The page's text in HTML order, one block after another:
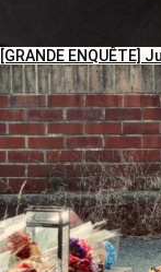
[GRANDE